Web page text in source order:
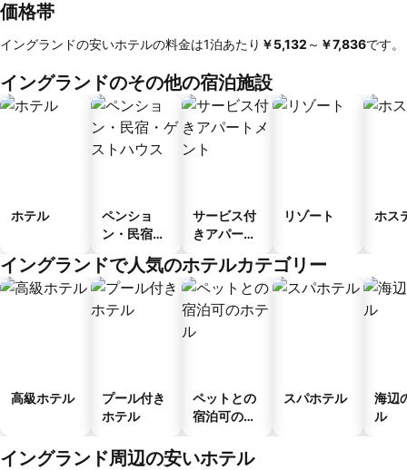
価格帯
イングランドの安いホテルの料金は1泊あたり ‎￥5,132 ～ ‎￥7,836です。
イングランドのその他の宿泊施設
ホテル
ペンショ
ン・民宿・
ス
サービス付
きアパート
リゾート ホス
イングランドで人気のホテルカテゴリー
高級ホテル
プール付き
ホテル
ペットとの
宿泊可のホ
スパホテル
海辺
ル
イングランド周辺の安いホテル